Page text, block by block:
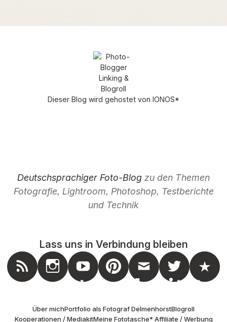
Dieser Blog wird gehostet von IONOS*
Deutschsprachiger Foto-Blog zu den Themen
Fotografie, Lightroom, Photoshop, Testberichte
und Technik
Lass uns in Verbindung bleiben
Youtube
Pinterest
Mail
Twitter
Über michPortfolio als Fotograf DelmenhorstBlogroll
Kooperationen / MediakitMeine Fototasche* Affiliate / Werbung